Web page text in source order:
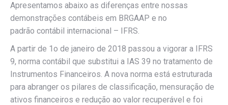
Apresentamos abaixo as diferenças entre nossas
demonstrações contábeis em BRGAAP e no
padrão contábil internacional – IFRS.
A partir de 1o de janeiro de 2018 passou a vigorar a IFRS
9, norma contábil que substitui a IAS 39 no tratamento de
Instrumentos Financeiros. A nova norma está estruturada
para abranger os pilares de classificação, mensuração de
ativos financeiros e redução ao valor recuperável e foi